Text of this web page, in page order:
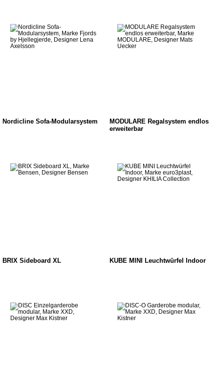
Nordicline Sofa-Modularsystem
MODULARE Regalsystem endlos
erweiterbar
BRIX Sideboard XL KUBE MINI Leuchtwürfel Indoor